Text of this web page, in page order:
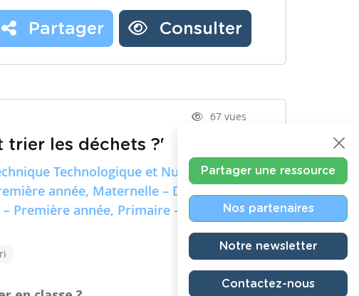
Partager Consulter
67 vues
les déchets ?'
Technologique et Numérique)
année, Maternelle – Deuxième
Première année, Primaire – Deuxième
Partager une ressource
Nos partenaires
Notre newsletter
Contactez-nous